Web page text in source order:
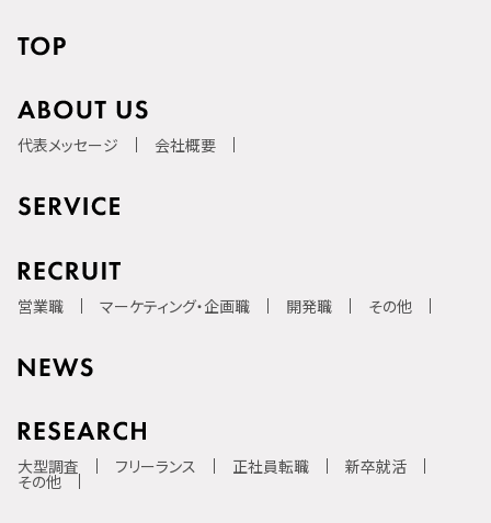
代表メッセージ 会社概要
営業職 マーケティング・企画職 開発職 その他
大型調査 フリーランス 正社員転職 新卒就活
その他